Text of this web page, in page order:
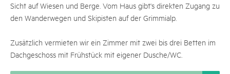
Sicht auf Wiesen und Berge. Vom Haus gibt's direkten Zugang zu
den Wanderwegen und Skipisten auf der Grimmialp.
Zusätzlich vermieten wir ein Zimmer mit zwei bis drei Betten im
Dachgeschoss mit Frühstück mit eigener Dusche/WC.